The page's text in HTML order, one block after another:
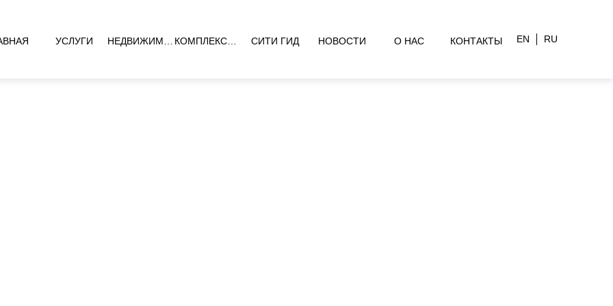
УСЛУГИ СИТИ ГИД НОВОСТИ О НАС КОНТАКТЫ EN RU